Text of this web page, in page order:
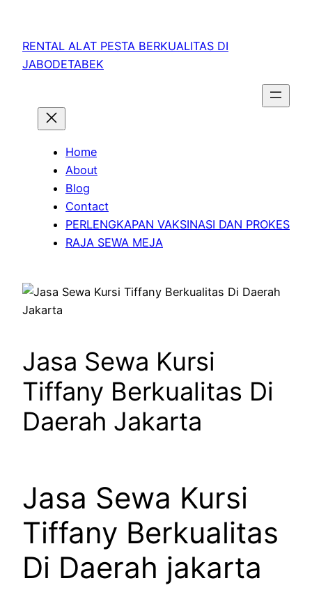
RENTAL ALAT PESTA BERKUALITAS DI
JABODETABEK
Home
About
Blog
Contact
PERLENGKAPAN VAKSINASI DAN PROKES
RAJA SEWA MEJA
Jasa Sewa Kursi
Tiffany Berkualitas Di
Daerah Jakarta
Jasa Sewa Kursi
Tiffany Berkualitas
Di Daerah jakarta